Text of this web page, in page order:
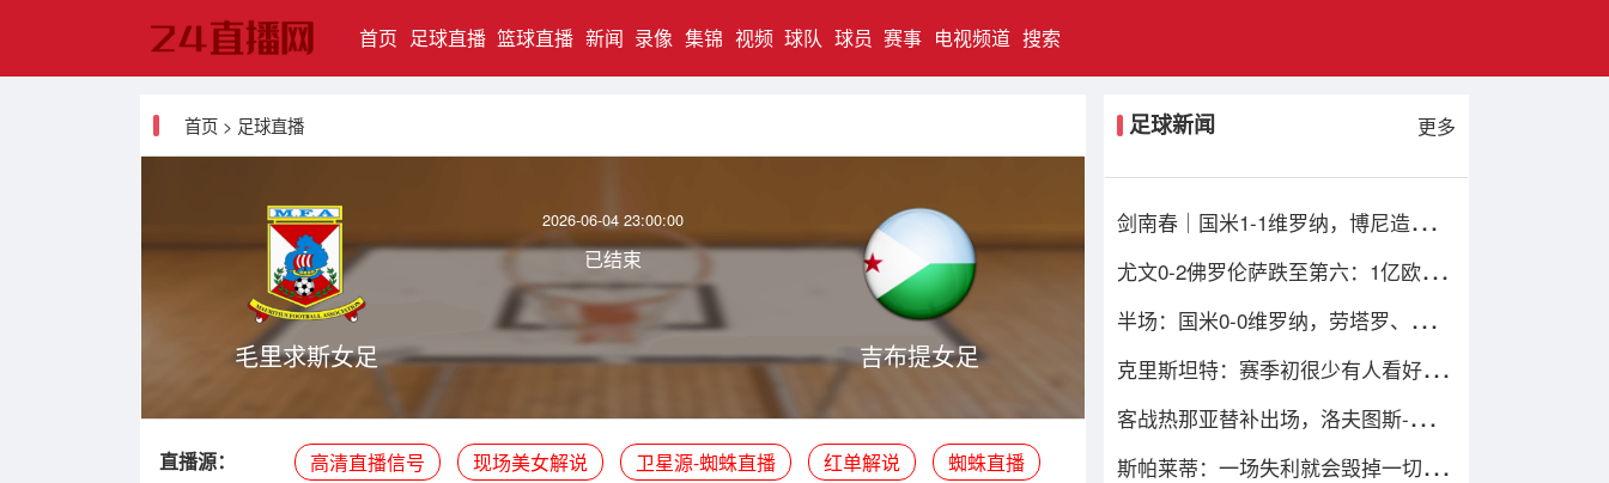
首页 (current)
足球直播 篮球直播 新闻 录像 集锦 视频 球队 球员 赛事 电视频道 搜索
首页 > 足球直播
毛里求斯女足
2026-06-04 23:00:00
已结束
吉布提女足
直播源： 高清直播信号 现场美女解说 卫星源-蜘蛛直播 红单解说 蜘蛛直播
足球新闻 更多
剑南春｜国米1-1维罗纳，博尼造乌
尤文0-2佛罗伦萨跌至第六：1亿欧损
半场：国米0-0维罗纳，劳塔罗、姆希
克里斯坦特：赛季初很少有人看好我
客战热那亚替补出场，洛夫图斯-奇克
斯帕莱蒂：一场失利就会毁掉一切的